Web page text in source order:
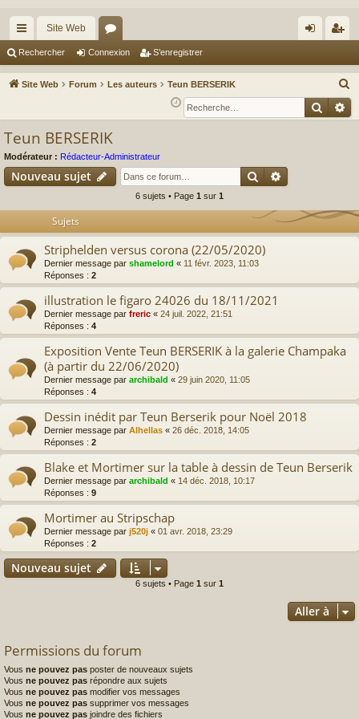
cc
ès
Site Web
or
u ne
xi
nr
eg
Rechercher Connexion S’enregistrer
Site Web Forum Les auteurs Teun BERSERIK
e
c
Teun BERSERIK
Modérateur : Rédacteur-Administrateur
Nouveau sujet Rechercher
6 sujets • Page 1 sur 1
Sujets
Striphelden versus corona (22/05/2020)
Dernier message par shamelord « 11 févr. 2023, 11:03
Réponses : 2
illustration le figaro 24026 du 18/11/2021
Dernier message par freric « 24 juil. 2022, 21:51
Réponses : 4
Exposition Vente Teun BERSERIK à la galerie Champaka
(à partir du 22/06/2020)
Dernier message par archibald « 29 juin 2020, 11:05
Réponses : 4
Dessin inédit par Teun Berserik pour Noël 2018
Dernier message par Alhellas « 26 déc. 2018, 14:05
Réponses : 2
Blake et Mortimer sur la table à dessin de Teun Berserik
Dernier message par archibald « 14 déc. 2018, 10:17
Réponses : 9
Mortimer au Stripschap
Dernier message par j520j « 01 avr. 2018, 23:29
Réponses : 2
Nouveau sujet
6 sujets • Page 1 sur 1
Aller à
Permissions du forum
Vous ne pouvez pas poster de nouveaux sujets
Vous ne pouvez pas répondre aux sujets
Vous ne pouvez pas modifier vos messages
Vous ne pouvez pas supprimer vos messages
Vous ne pouvez pas joindre des fichiers